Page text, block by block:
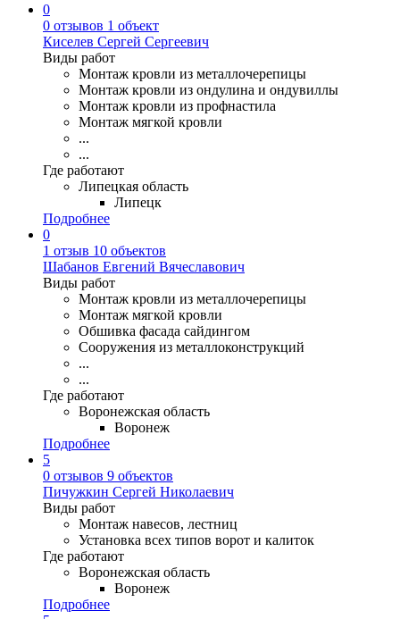
0
0 отзывов 1 объект
Киселев Сергей Сергеевич
Виды работ
Монтаж кровли из металлочерепицы
Монтаж кровли из ондулина и ондувиллы
Монтаж кровли из профнастила
Монтаж мягкой кровли
...
...
Где работают
Липецкая область
Липецк
Подробнее
0
1 отзыв 10 объектов
Шабанов Евгений Вячеславович
Виды работ
Монтаж кровли из металлочерепицы
Монтаж мягкой кровли
Обшивка фасада сайдингом
Сооружения из металлоконструкций
...
...
Где работают
Воронежская область
Воронеж
Подробнее
5
0 отзывов 9 объектов
Пичужкин Сергей Николаевич
Виды работ
Монтаж навесов, лестниц
Установка всех типов ворот и калиток
Где работают
Воронежская область
Воронеж
Подробнее